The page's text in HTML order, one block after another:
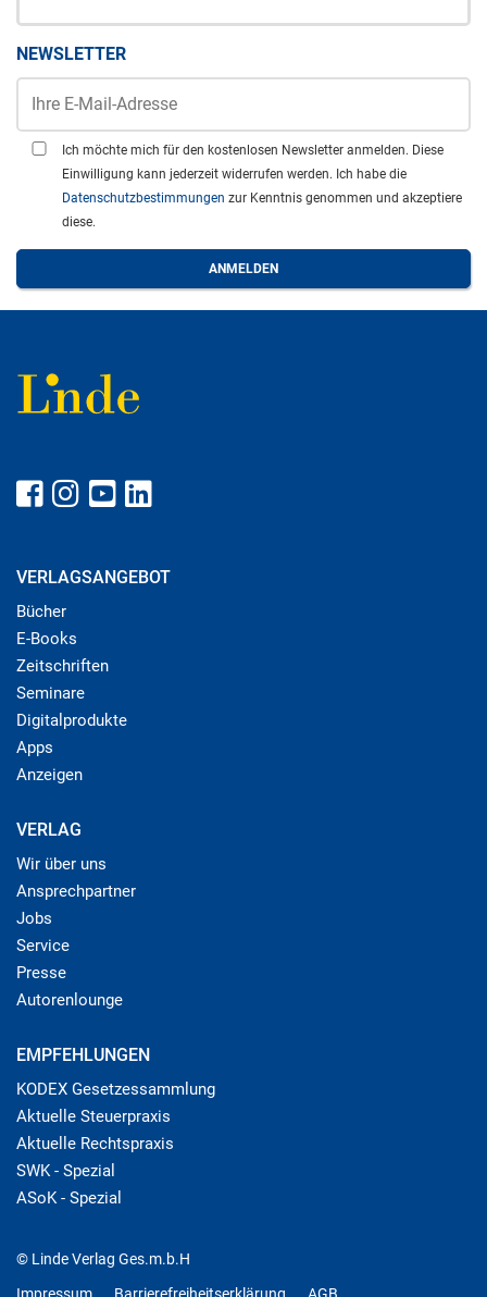
NEWSLETTER
Ich möchte mich für den kostenlosen Newsletter anmelden. Diese
Einwilligung kann jederzeit widerrufen werden. Ich habe die
Datenschutzbestimmungen zur Kenntnis genommen und akzeptiere
diese.
VERLAGSANGEBOT
Bücher
E-Books
Zeitschriften
Seminare
Digitalprodukte
Apps
Anzeigen
VERLAG
Wir über uns
Ansprechpartner
Jobs
Service
Presse
Autorenlounge
EMPFEHLUNGEN
KODEX Gesetzessammlung
Aktuelle Steuerpraxis
Aktuelle Rechtspraxis
SWK - Spezial
ASoK - Spezial
© Linde Verlag Ges.m.b.H